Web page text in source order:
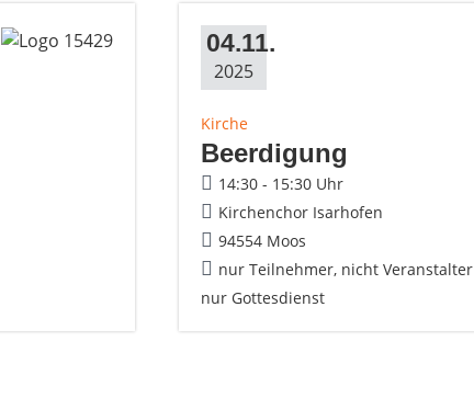
04.11.
2025
Kirche
Beerdigung
14:30 - 15:30 Uhr
Kirchenchor Isarhofen
94554 Moos
nur Teilnehmer, nicht Veranstalter
nur Gottesdienst